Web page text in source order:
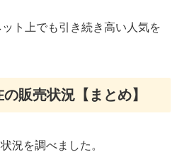
ト上でも引き続き高い人気を
販売状況【まとめ】
況を調べました。